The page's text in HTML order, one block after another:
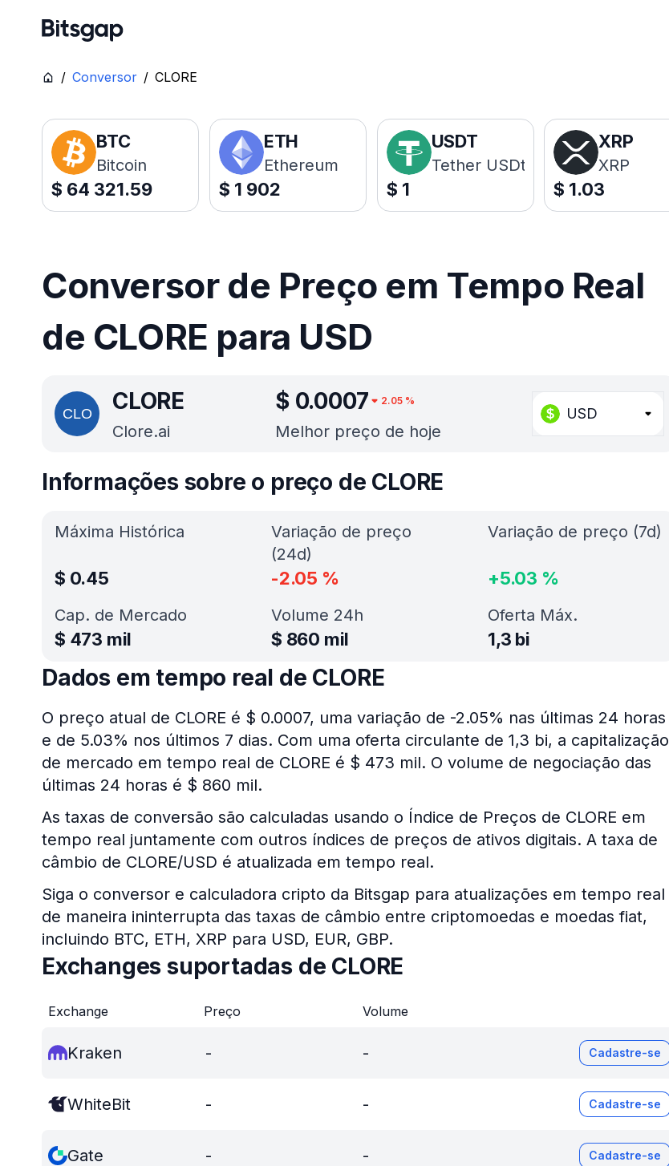
/ Conversor / CLORE
BTC
Bitcoin
$ 64 321.59
ETH
Ethereum
$ 1 902
USDT
Tether USDt
$ 1
XRP
XRP
$ 1.03
Conversor de Preço em Tempo Real
de CLORE para USD
CLORE
Clore.ai
$ 0.0007 2.05 %
Melhor preço de hoje
USD
Informações sobre o preço de CLORE
Máxima Histórica
$ 0.45
Cap. de Mercado
$ 473 mil
Variação de preço
(24d)
-2.05 %
Variação de preço (7d)
+5.03 %
Volume 24h
$ 860 mil
Oferta Máx.
1,3 bi
Dados em tempo real de CLORE
O preço atual de CLORE é $ 0.0007, uma variação de -2.05% nas últimas 24 horas
e de 5.03% nos últimos 7 dias. Com uma oferta circulante de 1,3 bi, a capitalização
de mercado em tempo real de CLORE é $ 473 mil. O volume de negociação das
últimas 24 horas é $ 860 mil.
As taxas de conversão são calculadas usando o Índice de Preços de CLORE em
tempo real juntamente com outros índices de preços de ativos digitais. A taxa de
câmbio de CLORE/USD é atualizada em tempo real.
Siga o conversor e calculadora cripto da Bitsgap para atualizações em tempo real
de maneira ininterrupta das taxas de câmbio entre criptomoedas e moedas fiat,
incluindo BTC, ETH, XRP para USD, EUR, GBP.
Exchanges suportadas de CLORE
Exchange Preço Volume
Kraken - - Cadastre-se
WhiteBit - - Cadastre-se
Gate - - Cadastre-se